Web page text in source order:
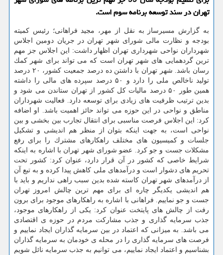
تهران در سند توسعه برنامه سوم است.
به گزارش مسیرساز به نقل از مهر، مجید فراهانی؛ رئیس كمیته
بودجه و نظارت مالی شورای شهر تهران در جریان دومین اجلاس
شهرداران نواحی شهرداری تهران اظهار داشت: این اجلاس جز مهم
ترین گردهمایی های شهر تهران است كه می تواند برای شهر كمك
رسان باشد. شهر تهران با داشتن ده درصد جمعیت كشور، ۲۰ درصد
تولید ناخالص ملی را دارد و ۵۰ درصد سپرده های مالی را داشته
همین طور ۵۰ درصد مالیات كل كشور از تهران ستاندن می شود و
بدین ترتیب ظرفیت های زیادی برای توسعه دارد. فعالیت شهرداران
مناطق و نواحی در این حوزه می تواند حائز اهمیت باشد. او اضافه
كرد: این اجلاس فرصت مناسبی برای انتقال تجارب بین بخشی و بین
نواحی است، به جهت اینكه بتوان از منظر هم اندیشی و تشكیل
جلسات و كمیسیون های مختلف راهكارهای مشترك را برای رفع
مشكلات جست و جو كرد. عضو شورای شهر تهران با اشاره به اینكه
شرایط خاصی كه كشور در آن قرار دارد، عنوان كرد: كشور تحت
تحریم های دشوار است و درآمدهای ملی كاهش پیدا كرده و به تبع آن
از درآمدهای شهر تهران كاسته شده بدین سبب راهی نداریم و باید با
هم اندیشی یكدیگر چاره ای برای مهم ترین چالش امروز تهران
جست و جو نماییم. فراهانی با اشاره به راهكارهای موجود برای برون
رفت از چالش های پایتخت عنوان كرد: یكی از راهكارهای موجود،
جذب سرمایه گذاری و جذب مشاركت مردم در حوزه ی اقتصادی
می باشد. به میزانی كه اعتماد در بین سرمایه گذاران ایجاد نماییم و
فرصت های سرمایه گذاری را در محله ی خودمان به سرمایه گذاران
بشناسیم و اعتماد ایجاد نماییم، می توانیم به جذب سرمایه نائل شویم